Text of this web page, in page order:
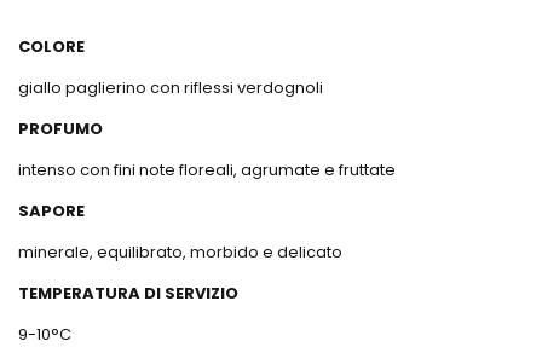
COLORE
giallo paglierino con riflessi verdognoli
PROFUMO
intenso con fini note floreali, agrumate e fruttate
SAPORE
minerale, equilibrato, morbido e delicato
TEMPERATURA DI SERVIZIO
9-10°C